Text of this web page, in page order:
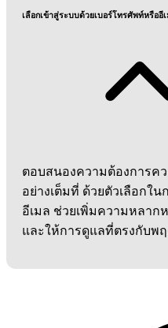
เลือกเข้าสู่ระบบด้วยเบอร์โทรศัพท์หรืออี
ตอบสนองความต้องการค
อย่างเต็มที่ ด้วยตัวเลือกใ
อีเมล ช่วยเพิ่มความหลาก
และให้การดูแลที่ตรงกับพ